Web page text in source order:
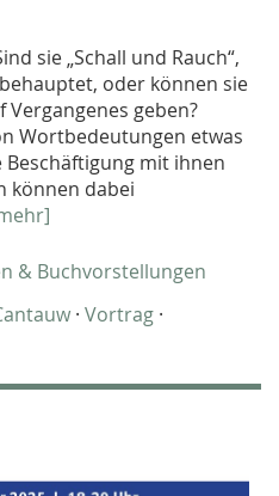
sie „Schall und Rauch“,
oder können sie
Vergangenes geben?
Wortbedeutungen etwas
Beschäftigung mit ihnen
können dabei
& Buchvorstellungen
· Vortrag ·